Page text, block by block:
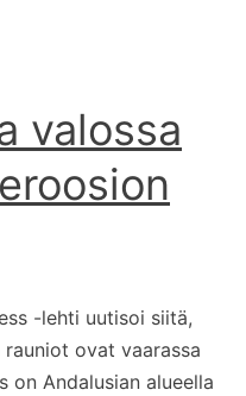
valossa
-lehti uutisoi siitä,
ovat vaarassa
on Andalusian alueella